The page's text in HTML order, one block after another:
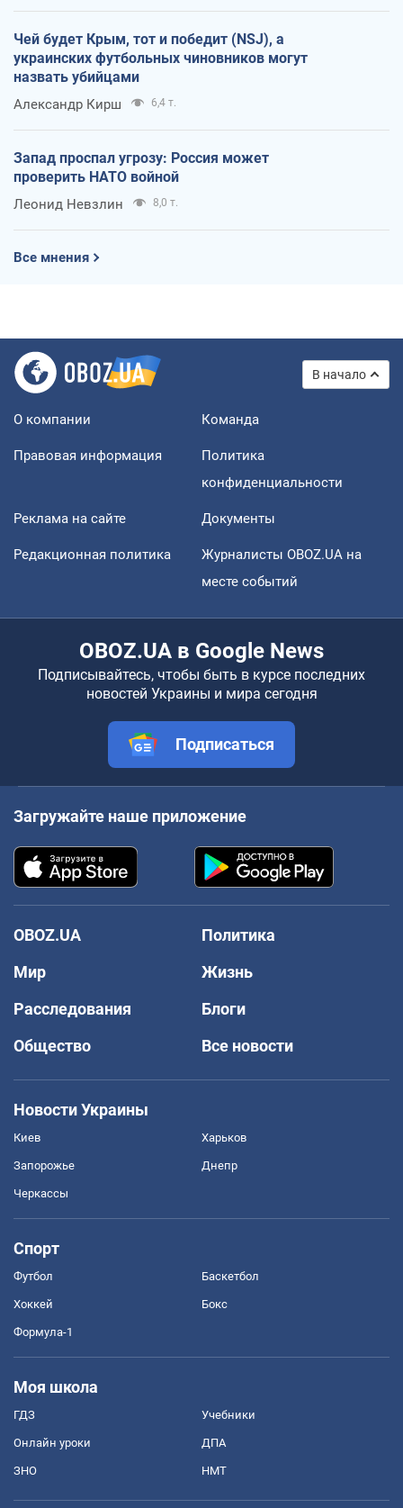
Чей будет Крым, тот и победит (NSJ), а
украинских футбольных чиновников могут
назвать убийцами
Александр Кирш 6,4 т.
Запад проспал угрозу: Россия может
проверить НАТО войной
Леонид Невзлин 8,0 т.
Все мнения
В начало
О компании Команда
Правовая информация
Политика
конфиденциальности
Реклама на сайте Документы
Редакционная политика
Журналисты OBOZ.UA на
месте событий
OBOZ.UA в Google News
Подписывайтесь, чтобы быть в курсе последних
новостей Украины и мира сегодня
Подписаться
Загружайте наше приложение
OBOZ.UA
Политика
Мир
Жизнь
Расследования
Блоги
Общество
Все новости
Новости Украины
Киев Харьков
Запорожье Днепр
Черкассы
Спорт
Футбол Баскетбол
Хоккей Бокс
Формула-1
Моя школа
ГДЗ Учебники
Онлайн уроки ДПА
ЗНО НМТ